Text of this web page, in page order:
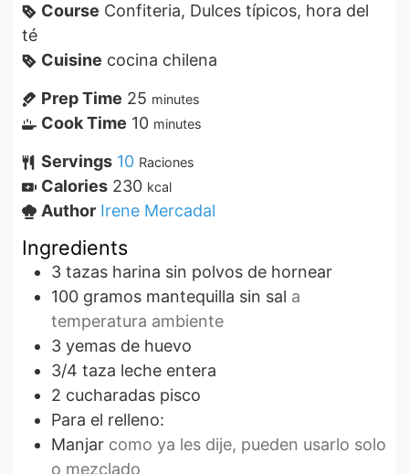
Course Confiteria, Dulces típicos, hora del
té
Cuisine cocina chilena
Prep Time 25 minutes
Cook Time 10 minutes
Servings 10 Raciones
Calories 230 kcal
Author Irene Mercadal
Ingredients
3 tazas harina sin polvos de hornear
100 gramos mantequilla sin sal a
temperatura ambiente
3 yemas de huevo
3/4 taza leche entera
2 cucharadas pisco
Para el relleno:
Manjar como ya les dije, pueden usarlo solo
o mezclado